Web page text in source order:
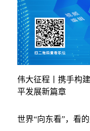
伟大征程丨携手构
平发展新篇章
世界“向东看”，看